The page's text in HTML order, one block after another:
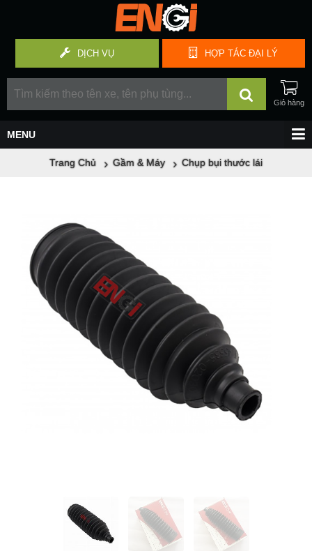
HỢP TÁC ĐẠI LÝ
DỊCH VỤ
Trang Chủ Gầm & Máy Chụp bụi thước lái